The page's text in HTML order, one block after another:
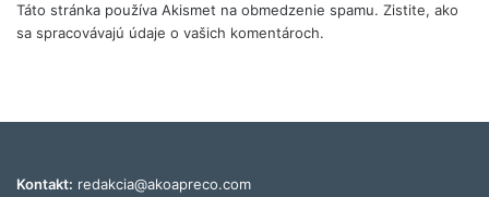
Táto stránka používa Akismet na obmedzenie spamu. Zistite, ako
sa spracovávajú údaje o vašich komentároch.
Kontakt: redakcia@akoapreco.com